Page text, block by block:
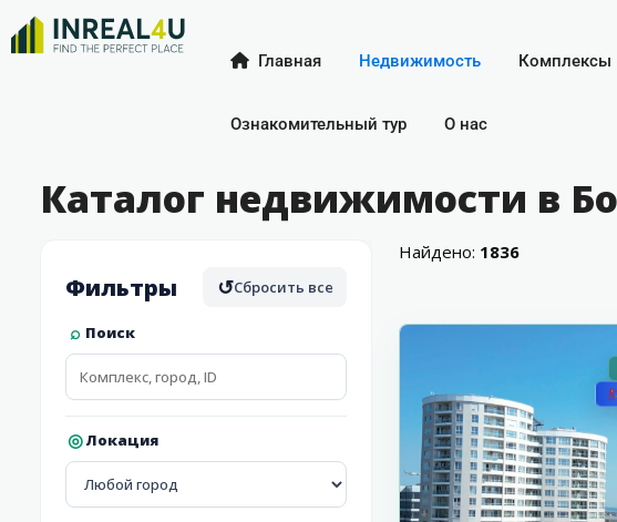
Главная Недвижимость Комплексы
Ознакомительный тур О нас
Каталог недвижимости в
Фильтры ↺Сбросить все
Поиск
Локация
Найдено: 1836